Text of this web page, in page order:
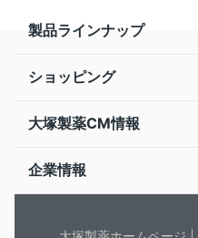
製品ラインナップ
ショッピング
大塚製薬CM情報
企業情報